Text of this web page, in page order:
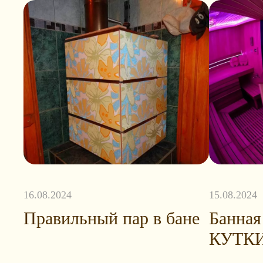
16.08.2024
Правильный пар в бане
15.08.2024